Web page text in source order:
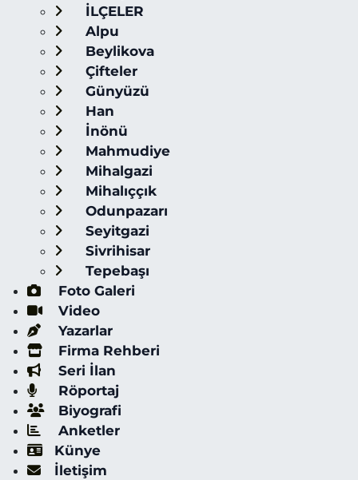
İLÇELER
Alpu
Beylikova
Çifteler
Günyüzü
Han
İnönü
Mahmudiye
Mihalgazi
Mihalıççık
Odunpazarı
Seyitgazi
Sivrihisar
Tepebaşı
Foto Galeri
Video
Yazarlar
Firma Rehberi
Seri İlan
Röportaj
Biyografi
Anketler
Künye
İletişim